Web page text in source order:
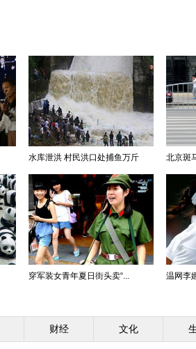
水库泄洪 村民洪口处捕鱼万斤 北京斑
穿军装女青年夏日街头卖“... 温网李
财经 文化